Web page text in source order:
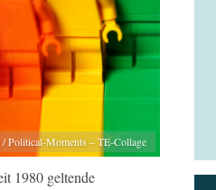
Political-Moments – TE-Collage
1980 geltende